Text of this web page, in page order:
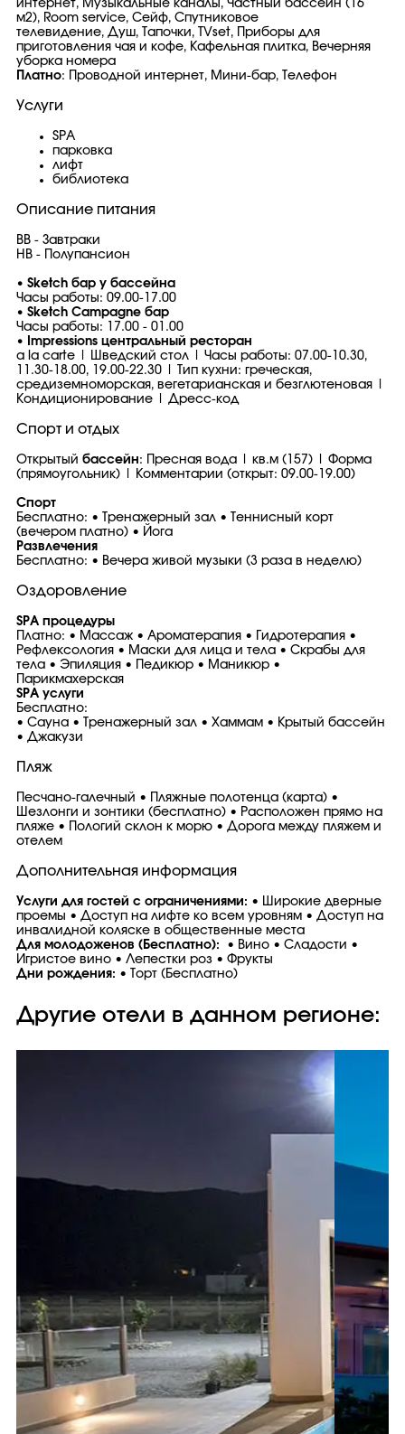
интернет, Музыкальные каналы, Частный бассейн (16
м2), Room service, Сейф, Спутниковое
телевидение, Душ, Тапочки, TVset, Приборы для
приготовления чая и кофе, Кафельная плитка, Вечерняя
уборка номера
Платно: Проводной интернет, Мини-бар, Телефон
Услуги
SPA
парковка
лифт
библиотека
Описание питания
BB - Завтраки
HB - Полупансион
• Sketch бар у бассейна
Часы работы: 09.00-17.00
• Sketch Campagne бар
Часы работы: 17.00 - 01.00
• Impressions центральный ресторан
a la carte | Шведский стол | Часы работы: 07.00-10.30,
11.30-18.00, 19.00-22.30 | Тип кухни: греческая,
средиземноморская, вегетарианская и безглютеновая |
Кондиционирование | Дресс-код
Спорт и отдых
Открытый бассейн: Пресная вода | кв.м (157) | Форма
(прямоугольник) | Комментарии (открыт: 09.00-19.00)
Спорт
Бесплатно: • Тренажерный зал • Теннисный корт
(вечером платно) • Йога
Развлечения
Бесплатно: • Вечера живой музыки (3 раза в неделю)
Оздоровление
SPA процедуры
Платно: • Массаж • Ароматерапия • Гидротерапия •
Рефлексология • Маски для лица и тела • Скрабы для
тела • Эпиляция • Педикюр • Маникюр •
Парикмахерская
SPA услуги
Бесплатно:
• Сауна • Тренажерный зал • Хаммам • Крытый бассейн
• Джакузи
Пляж
Песчано-галечный • Пляжные полотенца (карта) •
Шезлонги и зонтики (бесплатно) • Расположен прямо на
пляже • Пологий склон к морю • Дорога между пляжем и
отелем
Дополнительная информация
Услуги для гостей с ограничениями: • Широкие дверные
проемы • Доступ на лифте ко всем уровням • Доступ на
инвалидной коляске в общественные места
Для молодоженов (Бесплатно): • Вино • Сладости •
Игристое вино • Лепестки роз • Фрукты
Дни рождения: • Торт (Бесплатно)
Другие отели в данном регионе: